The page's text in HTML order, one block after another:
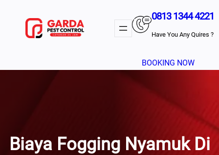
0813 1344 4221
Have You Any Quires ?
BOOKING NOW
Biaya Fogging Nyamuk Di